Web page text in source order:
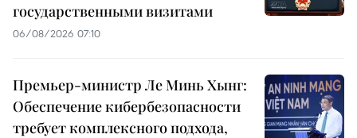
государственными визитами
06/08/2026 07:10
Премьер-министр Ле Минь Хынг:
Обеспечение кибербезопасности
требует комплексного подхода,